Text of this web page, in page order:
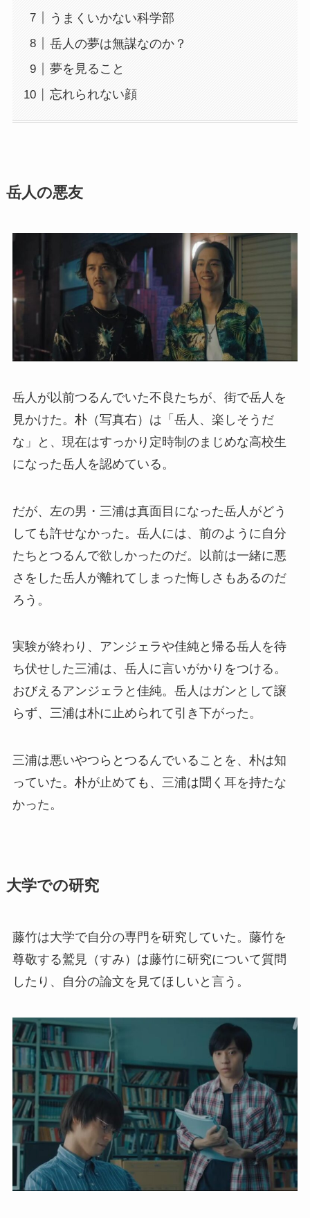
うまくいかない科学部
岳人の夢は無謀なのか？
夢を見ること
忘れられない顔
岳人の悪友
岳人が以前つるんでいた不良たちが、街で岳人を
見かけた。朴（写真右）は「岳人、楽しそうだ
な」と、現在はすっかり定時制のまじめな高校生
になった岳人を認めている。
だが、左の男・三浦は真面目になった岳人がどう
しても許せなかった。岳人には、前のように自分
たちとつるんで欲しかったのだ。以前は一緒に悪
さをした岳人が離れてしまった悔しさもあるのだ
ろう。
実験が終わり、アンジェラや佳純と帰る岳人を待
ち伏せした三浦は、岳人に言いがかりをつける。
おびえるアンジェラと佳純。岳人はガンとして譲
らず、三浦は朴に止められて引き下がった。
三浦は悪いやつらとつるんでいることを、朴は知
っていた。朴が止めても、三浦は聞く耳を持たな
かった。
大学での研究
藤竹は大学で自分の専門を研究していた。藤竹を
尊敬する鷲見（すみ）は藤竹に研究について質問
したり、自分の論文を見てほしいと言う。